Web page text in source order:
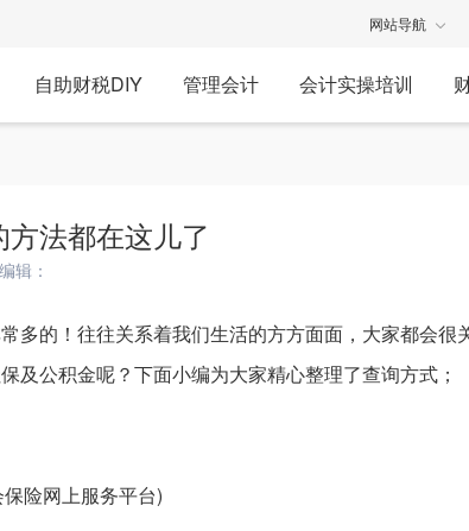
网站导航
自助财税DIY 管理会计 会计实操培训
法都在这儿了
编辑：
多的！往往关系着我们生活的方方面面，大家都会很
及公积金呢？下面小编为大家精心整理了查询方式；
险网上服务平台)